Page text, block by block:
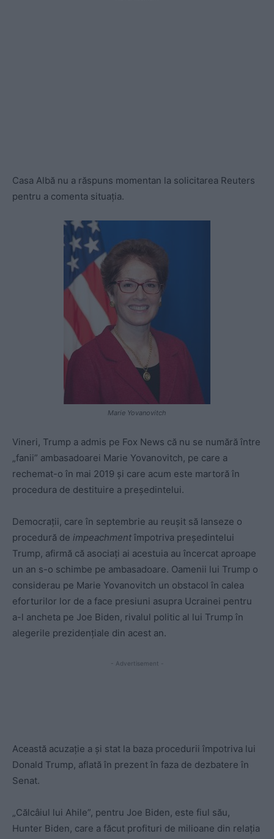
Casa Albă nu a răspuns momentan la solicitarea Reuters
pentru a comenta situația.
Marie Yovanovitch
Vineri, Trump a admis pe Fox News că nu se numără între
„fanii” ambasadoarei Marie Yovanovitch, pe care a
rechemat-o în mai 2019 şi care acum este martoră în
procedura de destituire a preşedintelui.
Democraţii, care în septembrie au reuşit să lanseze o
procedură de impeachment împotriva preşedintelui
Trump, afirmă că asociaţi ai acestuia au încercat aproape
un an s-o schimbe pe ambasadoare. Oamenii lui Trump o
considerau pe Marie Yovanovitch un obstacol în calea
eforturilor lor de a face presiuni asupra Ucrainei pentru
a-l ancheta pe Joe Biden, rivalul politic al lui Trump în
alegerile prezidenţiale din acest an.
- Advertisement -
Această acuzație a şi stat la baza procedurii împotriva lui
Donald Trump, aflată în prezent în faza de dezbatere în
Senat.
„Călcâiul lui Ahile”, pentru Joe Biden, este fiul său,
Hunter Biden, care a făcut profituri de milioane din relația